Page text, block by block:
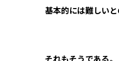
基本的には難しいと
それもそうである。